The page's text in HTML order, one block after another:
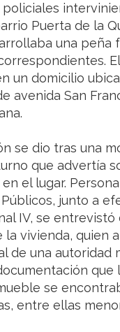
Puerta de la
una peña
un domicilio
avenida San
se dio tras una
que advertía
el lugar.
junto a
IV, se entrevistó
la vivienda, quien
de una autoridad
que
se
entre ellas